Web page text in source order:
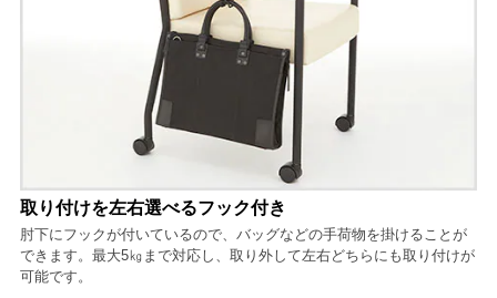
取り付けを左右選べるフック付き
肘下にフックが付いているので、バッグなどの手荷物を掛けることが
できます。最大5㎏まで対応し、取り外して左右どちらにも取り付けが
可能です。